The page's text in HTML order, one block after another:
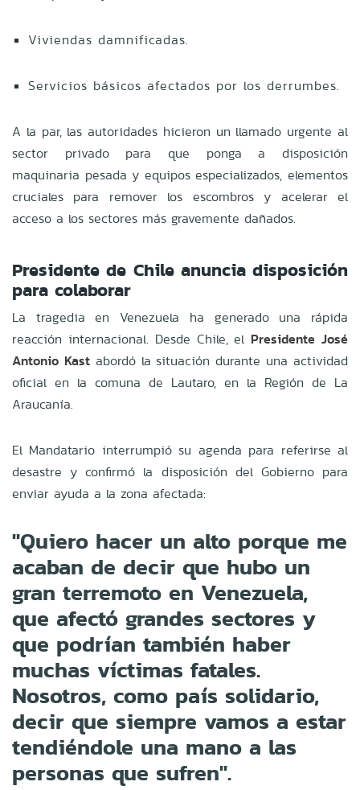
Viviendas damnificadas.
Servicios básicos afectados por los derrumbes.
A la par, las autoridades hicieron un llamado urgente al
sector privado para que ponga a disposición
maquinaria pesada y equipos especializados, elementos
cruciales para remover los escombros y acelerar el
acceso a los sectores más gravemente dañados.
Presidente de Chile anuncia disposición
para colaborar
La tragedia en Venezuela ha generado una rápida
reacción internacional. Desde Chile, el Presidente José
Antonio Kastabordó la situación durante una actividad
oficial en la comuna de Lautaro, en la Región de La
Araucanía.
El Mandatario interrumpió su agenda para referirse al
desastre y confirmó la disposición del Gobierno para
enviar ayuda a la zona afectada:
"Quiero hacer un alto porque me
acaban de decir que hubo un
gran terremoto en Venezuela,
que afectó grandes sectores y
que podrían también haber
muchas víctimas fatales.
Nosotros, como país solidario,
decir que siempre vamos a estar
tendiéndole una mano a las
personas que sufren".